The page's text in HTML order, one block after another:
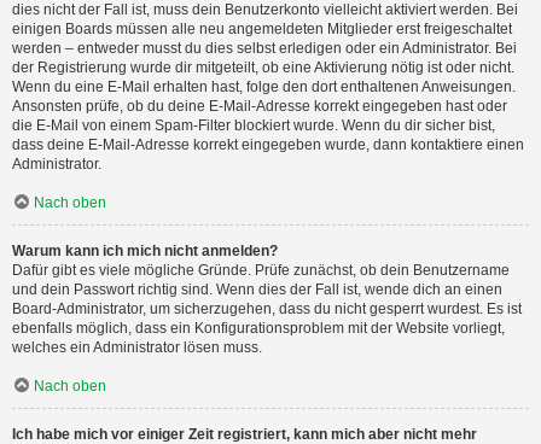
dies nicht der Fall ist, muss dein Benutzerkonto vielleicht aktiviert werden. Bei
einigen Boards müssen alle neu angemeldeten Mitglieder erst freigeschaltet
werden – entweder musst du dies selbst erledigen oder ein Administrator. Bei
der Registrierung wurde dir mitgeteilt, ob eine Aktivierung nötig ist oder nicht.
Wenn du eine E-Mail erhalten hast, folge den dort enthaltenen Anweisungen.
Ansonsten prüfe, ob du deine E-Mail-Adresse korrekt eingegeben hast oder
die E-Mail von einem Spam-Filter blockiert wurde. Wenn du dir sicher bist,
dass deine E-Mail-Adresse korrekt eingegeben wurde, dann kontaktiere einen
Administrator.
Nach oben
Warum kann ich mich nicht anmelden?
Dafür gibt es viele mögliche Gründe. Prüfe zunächst, ob dein Benutzername
und dein Passwort richtig sind. Wenn dies der Fall ist, wende dich an einen
Board-Administrator, um sicherzugehen, dass du nicht gesperrt wurdest. Es ist
ebenfalls möglich, dass ein Konfigurationsproblem mit der Website vorliegt,
welches ein Administrator lösen muss.
Nach oben
Ich habe mich vor einiger Zeit registriert, kann mich aber nicht mehr